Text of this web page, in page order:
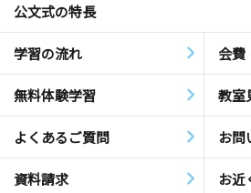
公文式の特長
学習の流れ 会費
無料体験学習 教室
よくあるご質問 お問
資料請求 お近